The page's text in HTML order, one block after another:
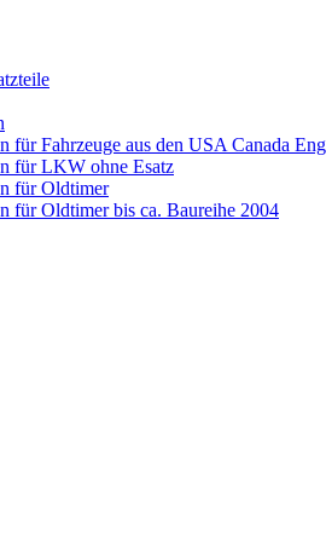
für Fahrzeuge aus den USA Canada
für LKW ohne Esatz
für Oldtimer
für Oldtimer bis ca. Baureihe 2004